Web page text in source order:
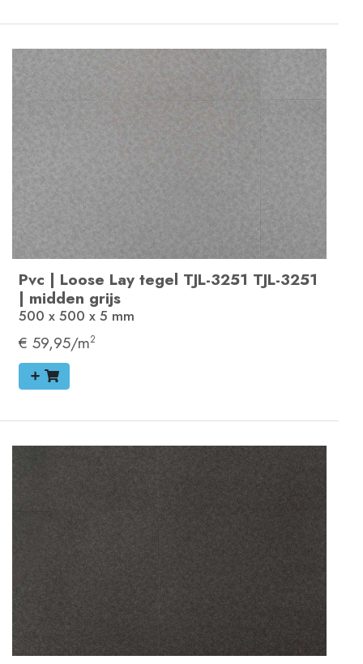
Pvc | Loose Lay tegel TJL-3251 TJL-3251
| midden grijs
500 x 500 x 5 mm
€ 59,95/m2